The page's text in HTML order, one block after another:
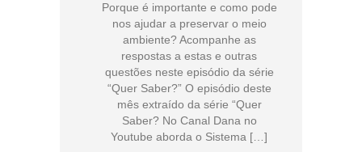
Porque é importante e como pode
nos ajudar a preservar o meio
ambiente? Acompanhe as
respostas a estas e outras
questões neste episódio da série
“Quer Saber?” O episódio deste
mês extraído da série “Quer
Saber? No Canal Dana no
Youtube aborda o Sistema […]